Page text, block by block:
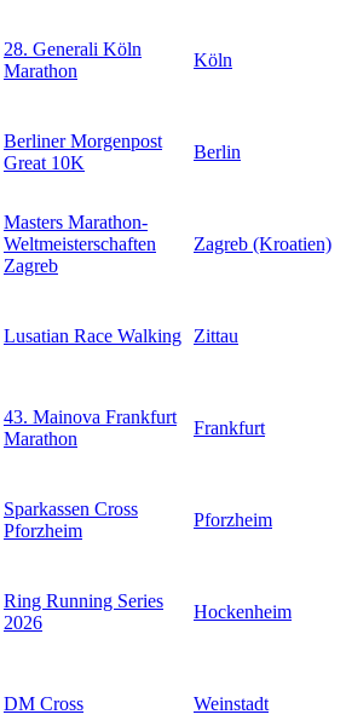
28. Generali Köln
Marathon
Köln
Berliner Morgenpost
Great 10K
Berlin
Masters Marathon-
Weltmeisterschaften
Zagreb
Zagreb (Kroatien)
Lusatian Race Walking Zittau
43. Mainova Frankfurt
Marathon
Frankfurt
Sparkassen Cross
Pforzheim
Pforzheim
Ring Running Series
2026
Hockenheim
DM Cross Weinstadt